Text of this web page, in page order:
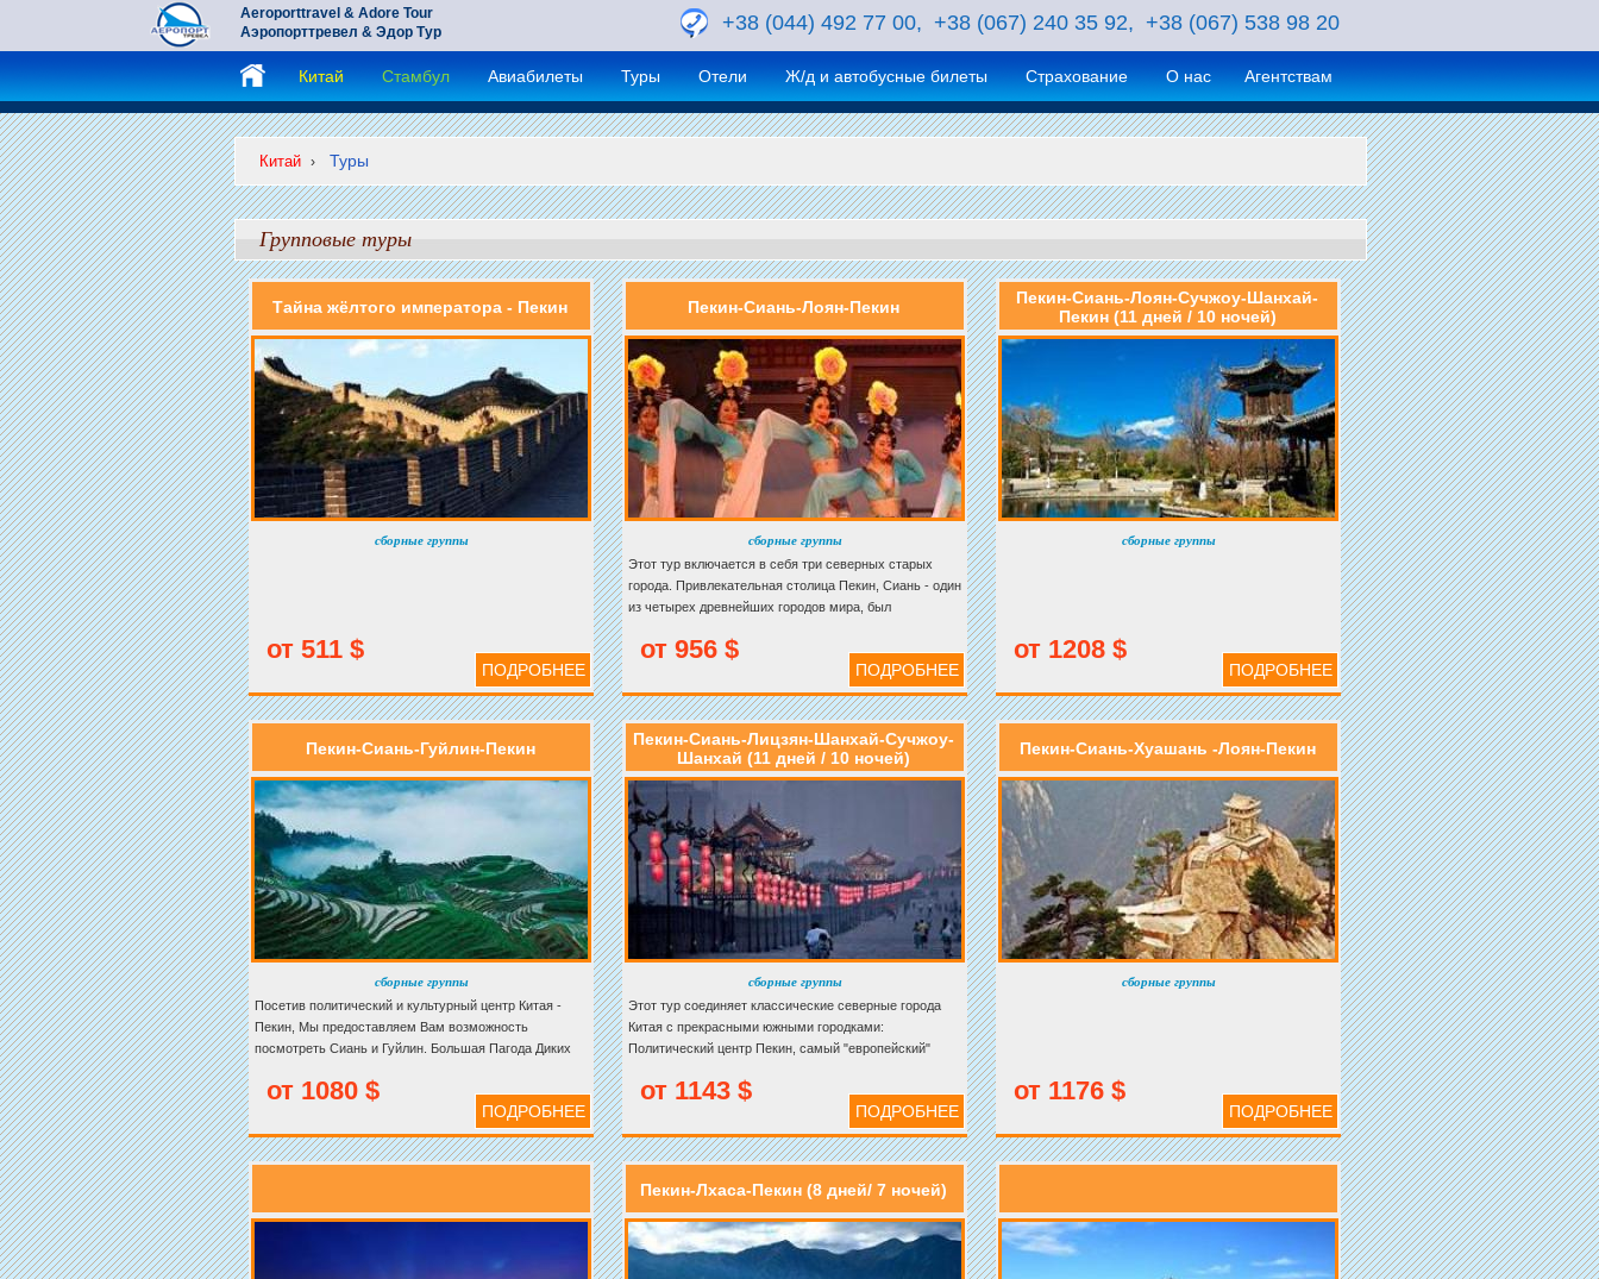
Aeroporttravel & Adore Tour
Аэропорттревел & Эдор Тур
+38 (044) 492 77 00, +38 (067) 240 35 92, +38 (067) 538 98 20
Китай Стамбул Авиабилеты Туры Отели Ж/д и автобусные билеты Страхование О нас Агентствам
Китай › Туры
Групповые туры
Тайна жёлтого императора - Пекин
сборные группы
от 511 $
ПОДРОБНЕЕ
Пекин-Сиань-Лоян-Пекин
сборные группы
Этот тур включается в себя три северных старых
города. Привлекательная столица Пекин, Сиань - один
из четырех древнейших городов мира, был
колыбель китайской культуры и цивилизации.
от 956 $
ПОДРОБНЕЕ
Пекин-Сиань-Лоян-Сучжоу-Шанхай-
Пекин (11 дней / 10 ночей)
сборные группы
от 1208 $
ПОДРОБНЕЕ
Пекин-Сиань-Гуйлин-Пекин
сборные группы
Посетив политический и культурный центр Китая -
Пекин, Мы предоставляем Вам возможность
посмотреть Сиань и Гуйлин. Большая Пагода Диких
древних и красивых пагод Китая, является
великолепным образцом буддийской архитектуры
от 1080 $
ПОДРОБНЕЕ
Пекин-Сиань-Лицзян-Шанхай-Сучжоу-
Шанхай (11 дней / 10 ночей)
сборные группы
Этот тур соединяет классические северные города
Китая с прекрасными южными городками:
Политический центр Пекин, самый "европейский"
западный город Сиань и город парков Сучжоу. Стоит
от 1143 $
ПОДРОБНЕЕ
Пекин-Сиань-Хуашань -Лоян-Пекин
сборные группы
от 1176 $
ПОДРОБНЕЕ
Пекин-Лхаса-Пекин (8 дней/ 7 ночей)